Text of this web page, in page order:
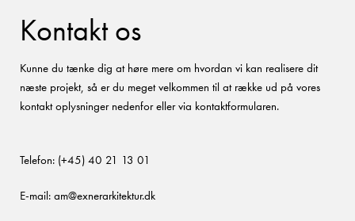
Kontakt os
Kunne du tænke dig at høre mere om hvordan vi kan realisere dit
næste projekt, så er du meget velkommen til at række ud på vores
kontakt oplysninger nedenfor eller via kontaktformularen.
Telefon: (+45) 40 21 13 01
E-mail: am@exnerarkitektur.dk